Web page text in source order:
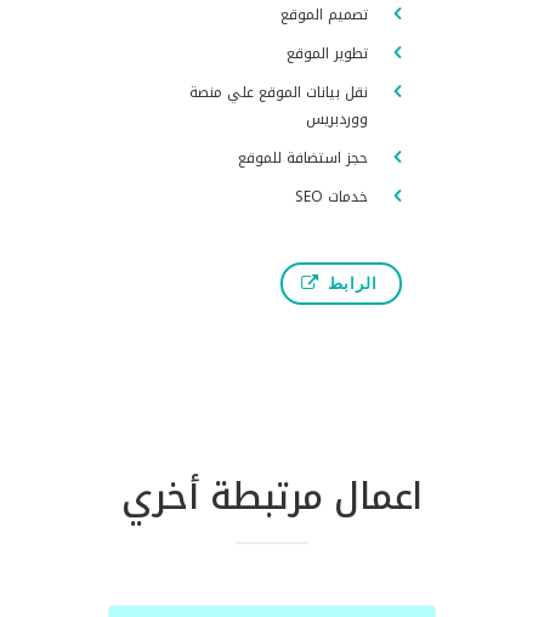
تصميم الموقع
تطوير الموقع
نقل بيانات الموقع علي منصة
ووردبريس
حجز استضافة للموقع
خدمات SEO
الرابط
اعمال مرتبطة أخري